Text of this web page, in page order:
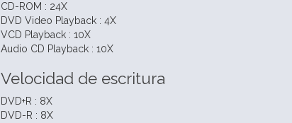
CD-ROM : 24X
DVD Video Playback : 4X
VCD Playback : 10X
Audio CD Playback : 10X
Velocidad de escritura
DVD+R : 8X
DVD-R : 8X